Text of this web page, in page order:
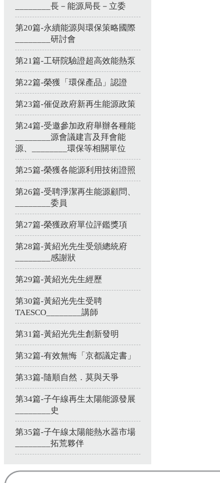
________長－能源局長－立委
第20篇-永續能源與環保策略國際
________研討會
第21篇-工研院驗證超高效能熱泵
第22篇-榮獲「環保產品」認證
第23篇-催促政府新再生能源政策
第24篇-受邀參加政府舉辦各種能
________源會議建言及拜會能
源、________環保等相關單位
第25篇-榮獲各能源利用技術證照
第26篇-受聘淨潔再生能源顧問、
________委員
第27篇-榮獲政府單位評鑑獎項
第28篇-黃紹光先生受頒總統府
________感謝狀
第29篇-黃紹光先生經歷
第30篇-黃紹光先生受聘
TAESCO________講師
第31篇-黃紹光先生創新發明
第32篇-有效無悔「京都議定書」
第33篇-隨順自然．莫與天爭
第34篇-子午線再生太陽能源發展
________史
第35篇-子午線太陽能熱水器市場
________拓荒夥伴